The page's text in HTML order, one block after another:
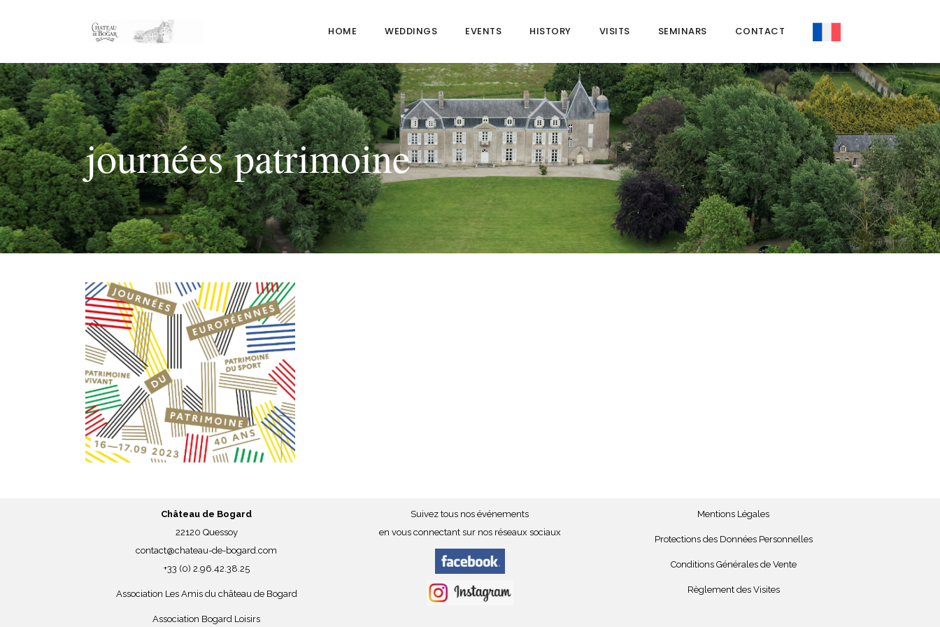
HOME WEDDINGS EVENTS HISTORY VISITS SEMINARS CONTACT
journées patrimoine
Château de Bogard
22120 Quessoy
contact@chateau-de-bogard.com
+33 (0) 2.96.42.38.25
Association Les Amis du château de Bogard
Association Bogard Loisirs
Suivez tous nos événements
en vous connectant sur nos réseaux sociaux
Mentions Légales
Protections des Données Personnelles
Conditions Générales de Vente
Règlement des Visites